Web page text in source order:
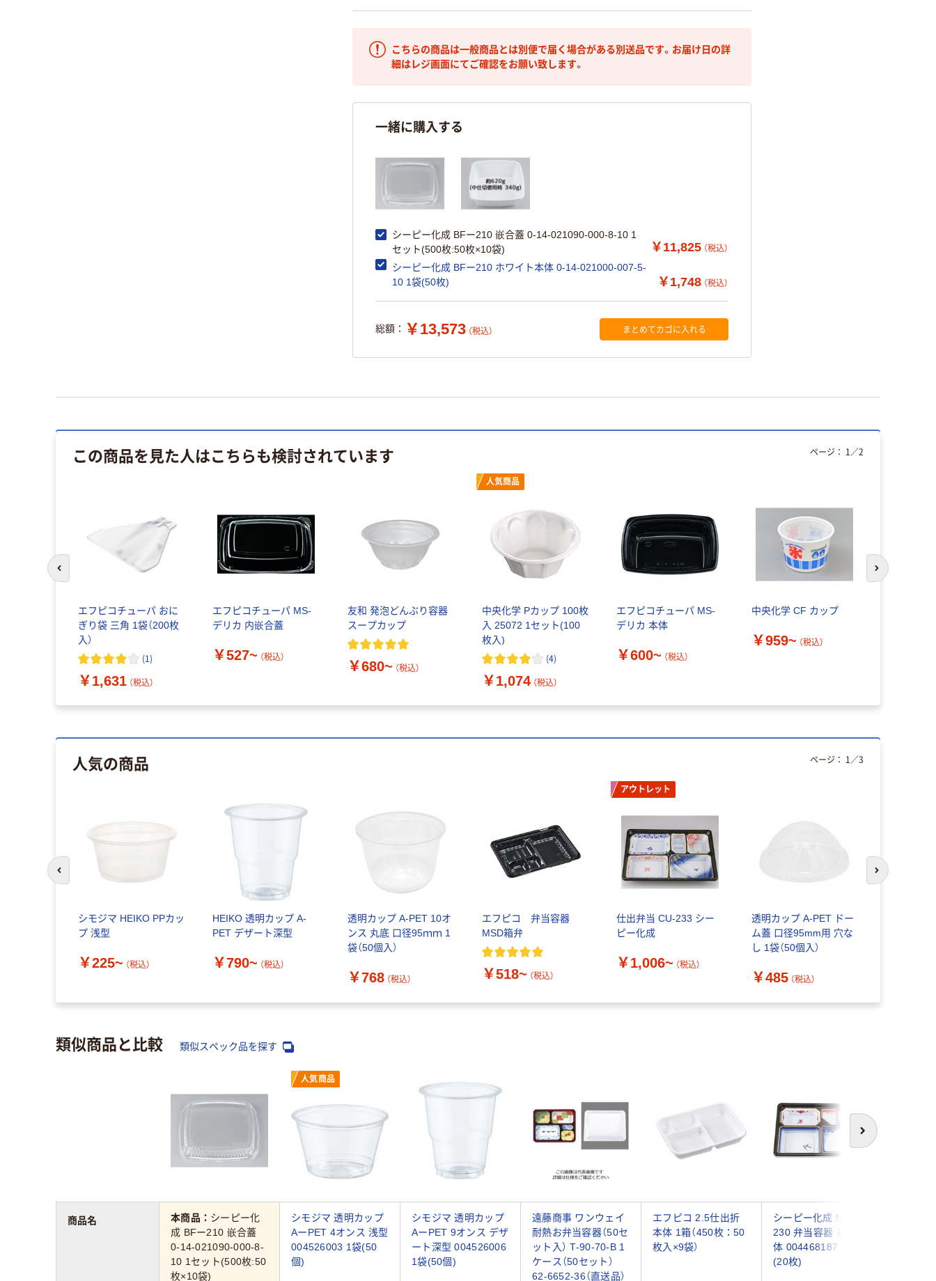
こちらの商品は一般商品とは別便で届く場合がある別送品です。お届け日の詳
細はレジ画面にてご確認をお願い致します。
一緒に購入する
シーピー化成 BFー210 嵌合蓋 0-14-021090-000-8-10 1
セット(500枚:50枚×10袋)
￥11,825 （税込）
シーピー化成 BFー210 ホワイト本体 0-14-021000-007-5-
10 1袋(50枚)
￥1,748 （税込）
総額： ￥13,573 （税込） まとめてカゴに入れる
この商品を見た人はこちらも検討されています
エフピコチューパ おに
ぎり袋 三角 1袋（200枚
入）
(1)
￥1,631 （税込）
エフピコチューパ MS-
デリカ 内嵌合蓋
￥527~ （税込）
友和 発泡どんぶり容器
スープカップ
￥680~ （税込）
人気商品
中央化学 Pカップ 100枚
入 25072 1セット(100
枚入)
(4)
￥1,074 （税込）
エフピコチューパ MS-
デリカ 本体
￥600~ （税込）
中央化学 CF カップ
￥959~ （税込）
ページ： 1 ／2
次のスライド
人気の商品
シモジマ HEIKO PPカッ
プ 浅型
￥225~ （税込）
HEIKO 透明カップ A-
PET デザート深型
￥790~ （税込）
透明カップ A-PET 10オ
ンス 丸底 口径95ｍｍ 1
袋（50個入）
￥768 （税込）
エフピコ 弁当容器
MSD箱弁
￥518~ （税込）
アウトレット
仕出弁当 CU-233 シー
ピー化成
￥1,006~ （税込）
透明カップ A-PET ドー
ム蓋 口径95mm用 穴な
し 1袋（50個入）
￥485 （税込）
ページ： 1 ／3
前のスライドへ 次のスライド
類似商品と比較 類似スペック品を探す
次へ
人気商品
本商品： シーピー化
成 BFー210 嵌合蓋
0-14-021090-000-8-
10 1セット(500枚:50
枚×10袋)
シモジマ 透明カップ
AーPET 4オンス 浅型
004526003 1袋(50
個)
シモジマ 透明カップ
AーPET 9オンス デザ
ート深型 004526006
1袋(50個)
遠藤商事 ワンウェイ
耐熱お弁当容器（50セ
ット入） T-90-70-B 1
ケース（50セット）
62-6652-36（直送品）
エフピコ 2.5仕出折
本体 1箱（450枚：50
枚入×9袋）
シーピー化成 NUー
230 弁当容器 美濃本
体 004468187 1袋
(20枚)
商品名